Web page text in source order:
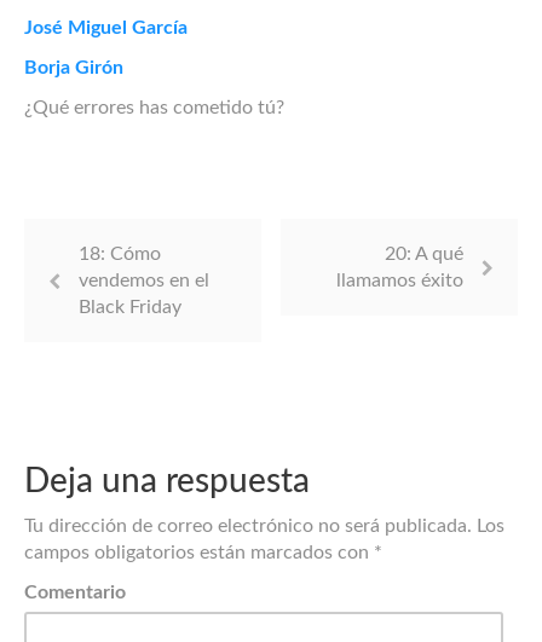
José Miguel García
Borja Girón
¿Qué errores has cometido tú?
18: Cómo
vendemos en el
Black Friday
20: A qué
llamamos éxito
Deja una respuesta
Tu dirección de correo electrónico no será publicada. Los
campos obligatorios están marcados con *
Comentario